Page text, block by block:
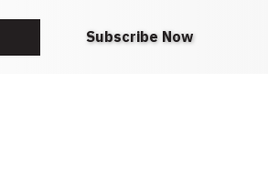
Subscribe Now